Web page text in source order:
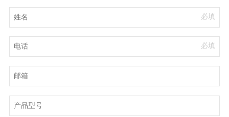
必填
必填